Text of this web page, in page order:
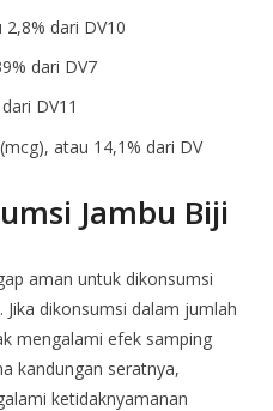
dari DV10
dari DV7
DV11
atau 14,1% dari DV
Jambu Biji
aman untuk dikonsumsi
dikonsumsi dalam jumlah
mengalami efek samping
kandungan seratnya,
ketidaknyamanan